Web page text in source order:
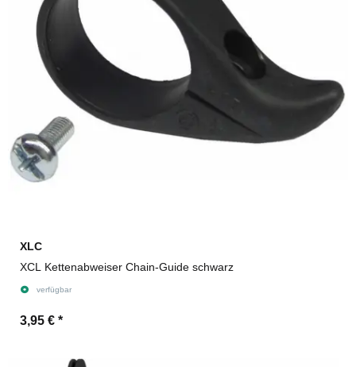
XLC
XCL Kettenabweiser Chain-Guide schwarz
verfügbar
3,95 € *